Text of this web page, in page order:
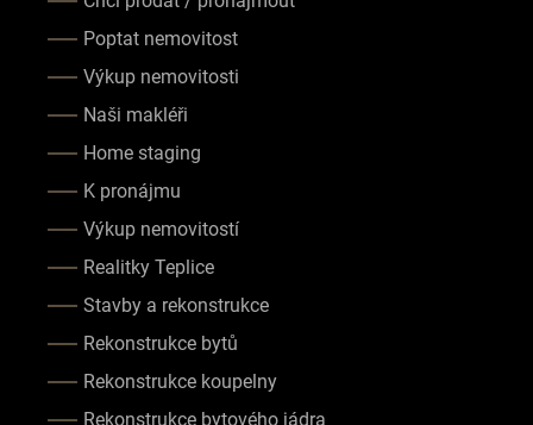
Poptat nemovitost
Výkup nemovitosti
Naši makléři
Home staging
K pronájmu
Výkup nemovitostí
Realitky Teplice
Stavby a rekonstrukce
Rekonstrukce bytů
Rekonstrukce koupelny
Rekonstrukce bytového jádra